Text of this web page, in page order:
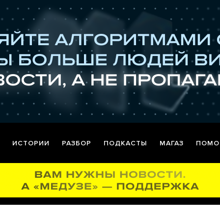
ИСТОРИИ РАЗБОР ПОДКАСТЫ МАГАЗ